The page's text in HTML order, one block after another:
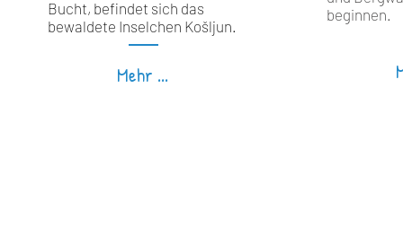
Bucht, befindet sich das
bewaldete Inselchen Košljun.
Mehr ...
beginnen.